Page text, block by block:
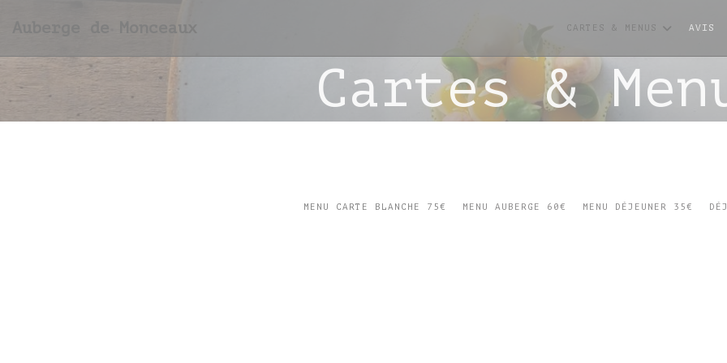
Auberge de Monceaux CARTES & MENUS AVIS
Cartes &
MENU CARTE BLANCHE 75€ MENU AUBERGE 60€ MENU DÉJEUNER 35€